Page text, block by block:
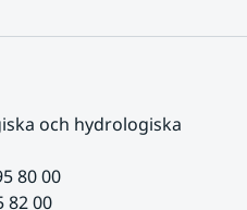
och hydrologiska
80 00
82 00